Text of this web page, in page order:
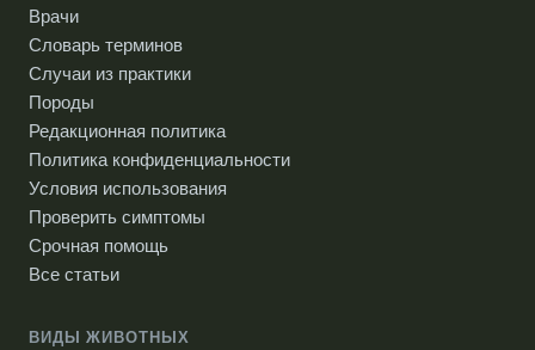
Врачи
Словарь терминов
Случаи из практики
Породы
Редакционная политика
Политика конфиденциальности
Условия использования
Проверить симптомы
Срочная помощь
Все статьи
ВИДЫ ЖИВОТНЫХ